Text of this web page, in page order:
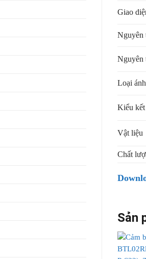
Giao
Nguyên
Nguyên
Loại
Kiểu
Vật liệu
Chất
Sản